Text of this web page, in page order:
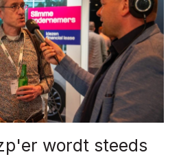
wordt steeds